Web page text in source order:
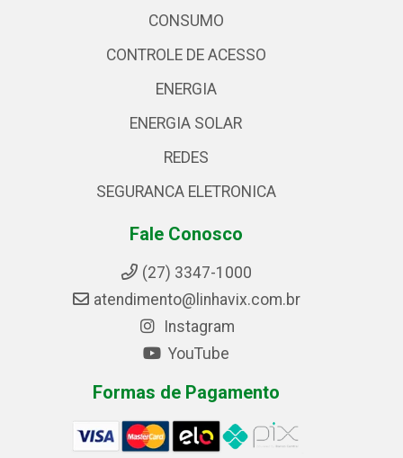
CONSUMO
CONTROLE DE ACESSO
ENERGIA
ENERGIA SOLAR
REDES
SEGURANCA ELETRONICA
Fale Conosco
(27) 3347-1000
atendimento@linhavix.com.br
Instagram
YouTube
Formas de Pagamento